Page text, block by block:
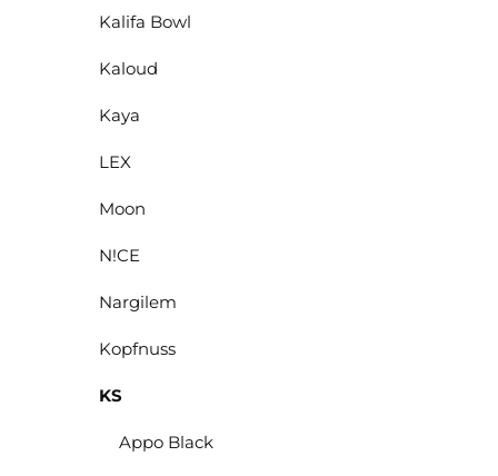
Kalifa Bowl
Kaloud
Kaya
LEX
Moon
N!CE
Nargilem
Kopfnuss
KS
Appo Black